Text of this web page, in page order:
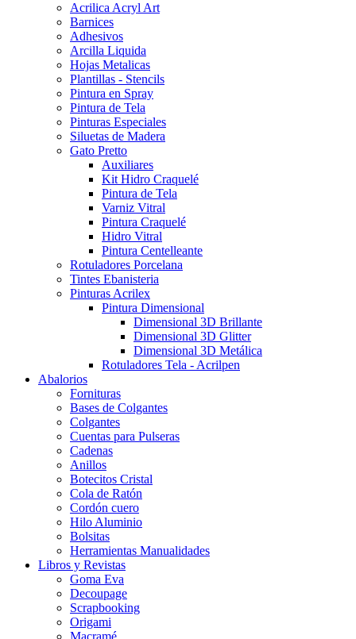
Acrilica Acryl Art
Barnices
Adhesivos
Arcilla Liquida
Hojas Metalicas
Plantillas - Stencils
Pintura en Spray
Pintura de Tela
Pinturas Especiales
Siluetas de Madera
Gato Pretto
Auxiliares
Kit Hidro Craquelé
Pintura de Tela
Varniz Vitral
Pintura Craquelé
Hidro Vitral
Pintura Centelleante
Rotuladores Porcelana
Tintes Ebanisteria
Pinturas Acrilex
Pintura Dimensional
Dimensional 3D Brillante
Dimensional 3D Glitter
Dimensional 3D Metálica
Rotuladores Tela - Acrilpen
Abalorios
Fornituras
Bases de Colgantes
Colgantes
Cuentas para Pulseras
Cadenas
Anillos
Botecitos Cristal
Cola de Ratón
Cordón cuero
Hilo Aluminio
Bolsitas
Herramientas Manualidades
Libros y Revistas
Goma Eva
Decoupage
Scrapbooking
Origami
Macramé